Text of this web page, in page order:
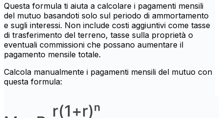
Questa formula ti aiuta a calcolare i pagamenti mensili
del mutuo basandoti solo sul periodo di ammortamento
e sugli interessi. Non include costi aggiuntivi come tasse
di trasferimento del terreno, tasse sulla proprietà o
eventuali commissioni che possano aumentare il
pagamento mensile totale.
Calcola manualmente i pagamenti mensili del mutuo con
questa formula: